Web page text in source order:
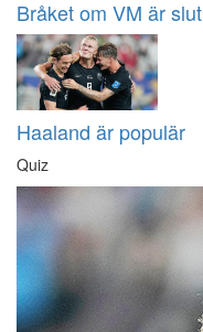
Bråket om VM är slut
Haaland är populär
Quiz